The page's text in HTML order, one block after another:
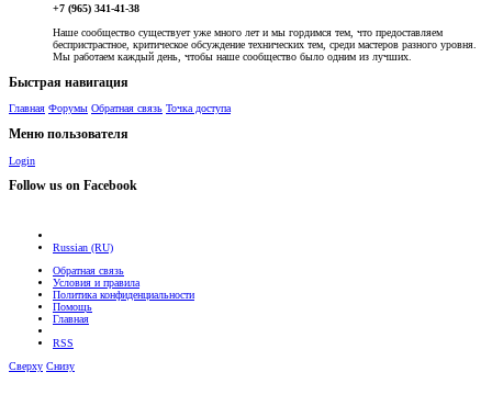
+7 (965) 341-41-38
Наше сообщество существует уже много лет и мы гордимся тем, что предоставляем
беспристрастное, критическое обсуждение технических тем, среди мастеров разного уровня.
Мы работаем каждый день, чтобы наше сообщество было одним из лучших.
Быстрая навигация
Главная Форумы Обратная связь Точка доступа
Меню пользователя
Login
Follow us on Facebook
Russian (RU)
Обратная связь
Условия и правила
Политика конфиденциальности
Помощь
Главная
RSS
Сверху Снизу